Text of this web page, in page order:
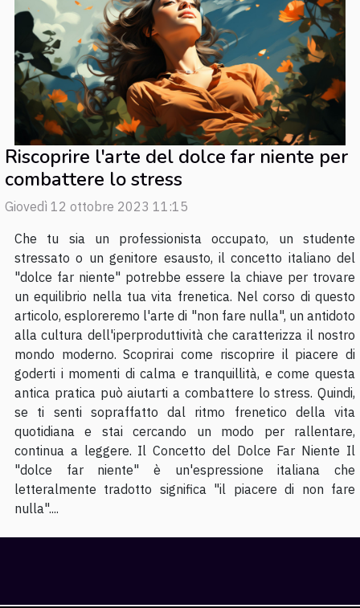
Riscoprire l'arte del dolce far niente per
combattere lo stress
Giovedì 12 ottobre 2023 11:15
Che tu sia un professionista occupato, un studente
stressato o un genitore esausto, il concetto italiano del
"dolce far niente" potrebbe essere la chiave per trovare
un equilibrio nella tua vita frenetica. Nel corso di questo
articolo, esploreremo l'arte di "non fare nulla", un antidoto
alla cultura dell'iperproduttività che caratterizza il nostro
mondo moderno. Scoprirai come riscoprire il piacere di
goderti i momenti di calma e tranquillità, e come questa
antica pratica può aiutarti a combattere lo stress. Quindi,
se ti senti sopraffatto dal ritmo frenetico della vita
quotidiana e stai cercando un modo per rallentare,
continua a leggere. Il Concetto del Dolce Far Niente Il
"dolce far niente" è un'espressione italiana che
letteralmente tradotto significa "il piacere di non fare
nulla"....